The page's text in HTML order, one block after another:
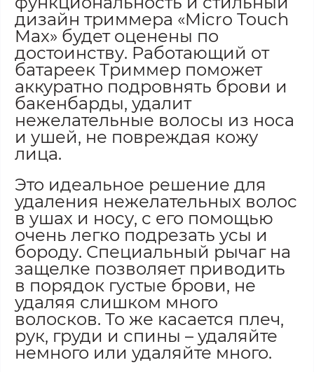
дизайн триммера «Micro Touch
Max» будет оценены по
достоинству. Работающий от
батареек Триммер поможет
аккуратно подровнять брови и
бакенбарды, удалит
нежелательные волосы из носа
и ушей, не повреждая кожу
лица.
Это идеальное решение для
удаления нежелательных волос
в ушах и носу, с его помощью
очень легко подрезать усы и
бороду. Специальный рычаг на
защелке позволяет приводить
в порядок густые брови, не
удаляя слишком много
волосков. То же касается плеч,
рук, груди и спины – удаляйте
немного или удаляйте много.